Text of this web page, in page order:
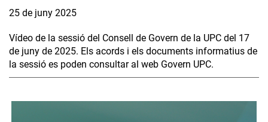
25 de juny 2025
Vídeo de la sessió del Consell de Govern de la UPC del 17
de juny de 2025. Els acords i els documents informatius de
la sessió es poden consultar al web Govern UPC.